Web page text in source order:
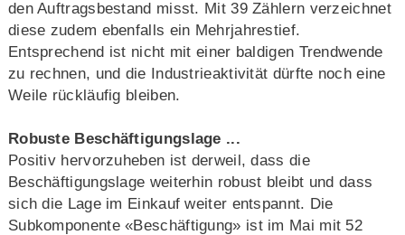
den Auftragsbestand misst. Mit 39 Zählern verzeichnet
diese zudem ebenfalls ein Mehrjahrestief.
Entsprechend ist nicht mit einer baldigen Trendwende
zu rechnen, und die Industrieaktivität dürfte noch eine
Weile rückläufig bleiben.
Robuste Beschäftigungslage ...
Positiv hervorzuheben ist derweil, dass die
Beschäftigungslage weiterhin robust bleibt und dass
sich die Lage im Einkauf weiter entspannt. Die
Subkomponente «Beschäftigung» ist im Mai mit 52